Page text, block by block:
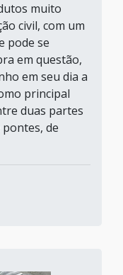
muito
civil, com um
pode se
em questão,
em seu dia a
principal
duas partes
de